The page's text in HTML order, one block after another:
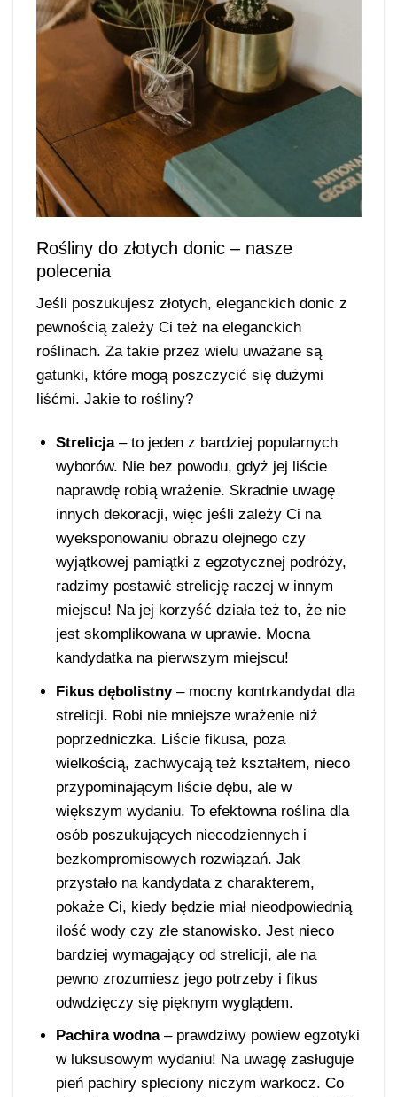
Rośliny do złotych donic – nasze
polecenia
Jeśli poszukujesz złotych, eleganckich donic z
pewnością zależy Ci też na eleganckich
roślinach. Za takie przez wielu uważane są
gatunki, które mogą poszczycić się dużymi
liśćmi. Jakie to rośliny?
Strelicja– to jeden z bardziej popularnych
wyborów. Nie bez powodu, gdyż jej liście
naprawdę robią wrażenie. Skradnie uwagę
innych dekoracji, więc jeśli zależy Ci na
wyeksponowaniu obrazu olejnego czy
wyjątkowej pamiątki z egzotycznej podróży,
radzimy postawić strelicję raczej w innym
miejscu! Na jej korzyść działa też to, że nie
jest skomplikowana w uprawie. Mocna
kandydatka na pierwszym miejscu!
Fikus dębolistny– mocny kontrkandydat dla
strelicji. Robi nie mniejsze wrażenie niż
poprzedniczka. Liście fikusa, poza
wielkością, zachwycają też kształtem, nieco
przypominającym liście dębu, ale w
większym wydaniu. To efektowna roślina dla
osób poszukujących niecodziennych i
bezkompromisowych rozwiązań. Jak
przystało na kandydata z charakterem,
pokaże Ci, kiedy będzie miał nieodpowiednią
ilość wody czy złe stanowisko. Jest nieco
bardziej wymagający od strelicji, ale na
pewno zrozumiesz jego potrzeby i fikus
odwdzięczy się pięknym wyglądem.
Pachira wodna– prawdziwy powiew egzotyki
w luksusowym wydaniu! Na uwagę zasługuje
pień pachiry spleciony niczym warkocz. Co